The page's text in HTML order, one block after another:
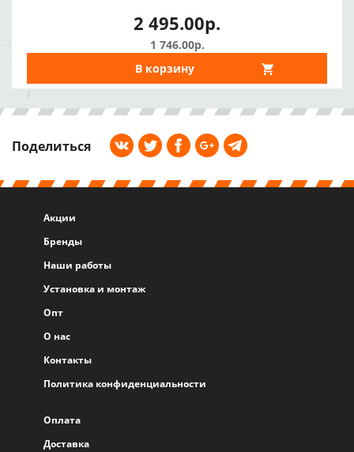
2 495.00р.
1 746.00р.
В корзину
Поделиться
Акции
Бренды
Наши работы
Установка и монтаж
Опт
О нас
Контакты
Политика конфиденциальности
Оплата
Доставка